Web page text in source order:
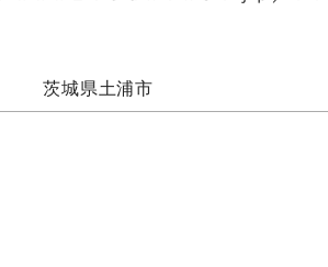
茨城県土浦市